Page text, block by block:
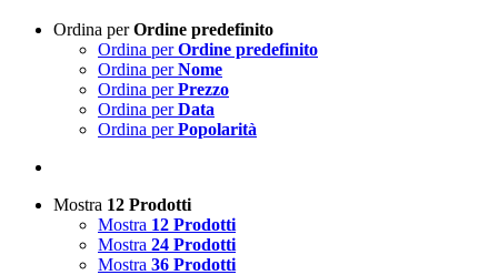
Ordina perOrdine predefinito
Ordina perOrdine predefinito
Ordina perNome
Ordina perPrezzo
Ordina perData
Ordina perPopolarità
Mostra 12 Prodotti
Mostra 12 Prodotti
Mostra 24 Prodotti
Mostra 36 Prodotti